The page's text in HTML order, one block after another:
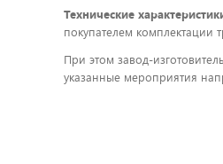
Технические
покупателем комплектации
При этом завод-
указанные мероприятия